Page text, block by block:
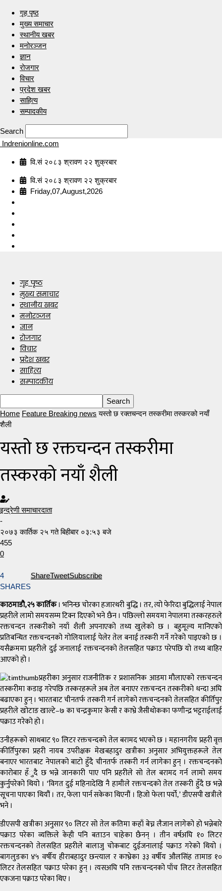
गृह पृष्ठ
मुख्य समाचार
स्थानीय खबर
मनोरञ्जन
ज्ञान
रोजगार
विचार
प्रदेश खबर
साहित्य
सम्पादकीय
Search
Indrenionline.com
वि.सं २०८३ श्रावण २२ शुक्रबार
वि.सं २०८३ श्रावण २२ शुक्रबार
Friday,07,August,2026
गृह पृष्ठ
मुख्य समाचार
स्थानीय खबर
मनोरञ्जन
ज्ञान
रोजगार
विचार
प्रदेश खबर
साहित्य
सम्पादकीय
Home Feature Breaking news यस्तो छ रक्तचन्दन तस्करीमा तस्करको नयाँ
शैली
यस्तो छ रक्तचन्दन तस्करीमा
तस्करको नयाँ शैली
इन्द्रेणी समाचारदाता
-
२०७३ कार्तिक २५ गते बिहीबार ०३:५३ बजे
455
0
4
SHARES
ShareTweetSubscribe
काठमाडौ,२५ कार्तिक। भनिन्छ चोरका हजारथरी बुद्धि । तर, त्यो फेरिदा बुद्धिलाई नेपाल
प्रहरीले लामो समयसम्म टिक्न दिएको भने छैन । पछिल्लो समयमा नेपालमा तस्करहरुले
रक्तचन्दन तस्करीको नयाँ शैली अपनाएको तथ्य खुलेको छ । बहुमूल्य मानिएको
प्रतिबन्धित रक्तचन्दनको गोलियालाई पेलेर तेल बनाई तस्करी गर्ने गरेको पाइएको छ ।
यसैक्रममा प्रहरीले दुई जनालाई रक्तचन्दनको तेलसहित पक्राउ परेपछि यो तथ्य बाहिर
आएको हो ।
प्रहरीका अनुसार राजनीतिक र प्रशासनिक आडमा मौलाएको रक्तचन्दन
तस्करीमा कडाइ गरेपछि तस्करहरूले अब तेल बनाएर रक्तचन्दन तस्करीको धन्दा अघि
बढाएका हुन् । भारतबाट चीनतर्फ तस्करी गर्न लागेको रक्तचन्दनको तेलसहित कीर्तिपुर
प्रहरीले खोटाङ खाल्टे–७ का चन्द्रकुमार केसी र काभ्रे जैसीथोकका फणीन्द्र भट्टराईलाई
पक्राउ गरेको हो ।
उनीहरूको साथबाट ९० लिटर रक्तचन्दको तेल बरामद भएको छ । महानगरीय प्रहरी वृत्त
कीर्तिपुरका प्रहरी नायब उपरीक्षक मेखबहादुर खत्रीका अनुसार अभियुक्तहरूले तेल
बनाएर भारतबाट नेपालको बाटो हुँदै चीनतर्फ तस्करी गर्न लागेका हुन् । रक्तचन्दनको
कारोबार हँुदै छ भन्ने जानकारी पाए पनि प्रहरीले सो तेल बरामद गर्न लामो समय
कुर्नुपरेको थियो । ‘विगत दुई महिनादेखि नै हामीले रक्तचन्दको तेल तस्करी हुँदै छ भन्ने
सूचना पाएका थियौं । तर, फेला पार्न सकेका थिएनौं । हिजो फेला पर्यो,’ डीएसपी खत्रीले
भने ।
डीएसपी खत्रीका अनुसार ९० लिटर सो तेल कतिमा कहाँ बेच्न लैजान लागेको हो भन्नेबारे
पक्राउ परेका व्यक्तिले केही पनि बताउन चाहेका छैनन् । तीन वर्षअघि १० लिटर
रक्तचन्दनको तेलसहित प्रहरीले बालाजु चोकबाट दुईजनालाई पक्राउ गरेको थियो ।
बागलुङका ४५ वर्षीय हीराबहादुर छन्त्याल र काभ्रेका ३३ वर्षीय औलसिंह तामाङ १०
लिटर तेलसहित पक्राउ परेका हुन् । त्यसअघि पनि रक्तचन्दनको पाँच लिटर तेलसहित
एकजना पक्राउ परेका थिए ।